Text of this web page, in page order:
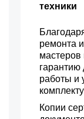
техники
ремонта
работы и
Копии